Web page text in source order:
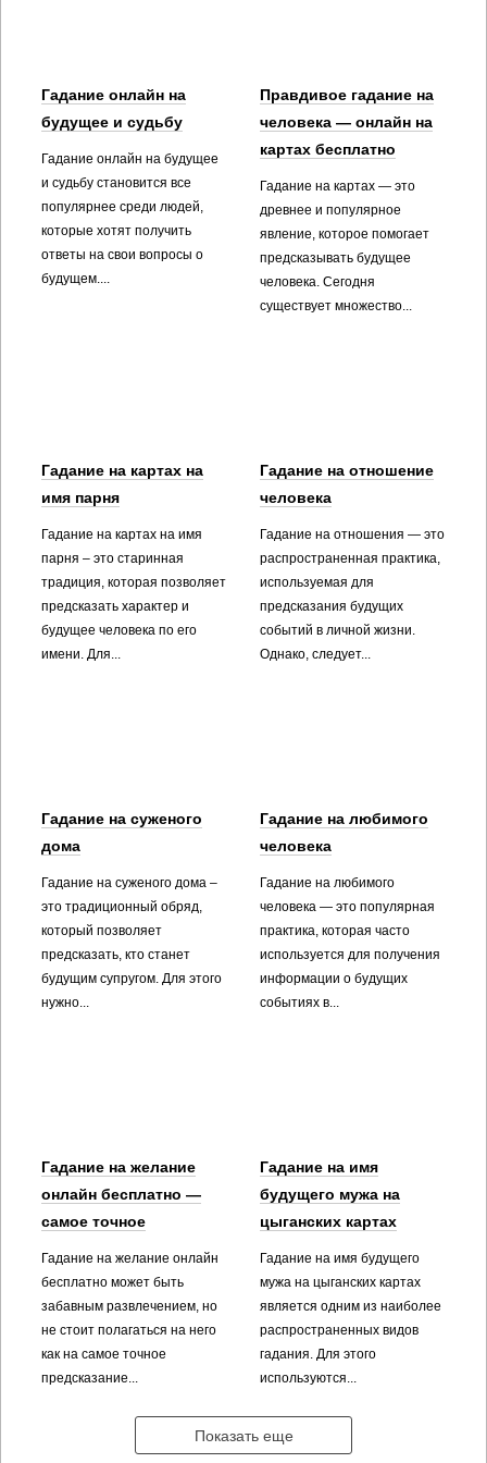
Гадание онлайн на
будущее и судьбу
Гадание онлайн на будущее
и судьбу становится все
популярнее среди людей,
которые хотят получить
ответы на свои вопросы о
будущем....
Правдивое гадание на
человека — онлайн на
картах бесплатно
Гадание на картах — это
древнее и популярное
явление, которое помогает
предсказывать будущее
человека. Сегодня
существует множество...
Гадание на картах на
имя парня
Гадание на картах на имя
парня – это старинная
традиция, которая позволяет
предсказать характер и
будущее человека по его
имени. Для...
Гадание на отношение
человека
Гадание на отношения — это
распространенная практика,
используемая для
предсказания будущих
событий в личной жизни.
Однако, следует...
Гадание на суженого
дома
Гадание на суженого дома –
это традиционный обряд,
который позволяет
предсказать, кто станет
будущим супругом. Для этого
нужно...
Гадание на любимого
человека
Гадание на любимого
человека — это популярная
практика, которая часто
используется для получения
информации о будущих
событиях в...
Гадание на желание
онлайн бесплатно —
самое точное
Гадание на желание онлайн
бесплатно может быть
забавным развлечением, но
не стоит полагаться на него
как на самое точное
предсказание...
Гадание на имя
будущего мужа на
цыганских картах
Гадание на имя будущего
мужа на цыганских картах
является одним из наиболее
распространенных видов
гадания. Для этого
используются...
Показать еще